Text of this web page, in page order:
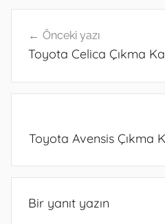
gezinmesi
Önceki yazı
Toyota Celica Çıkma
Toyota Avensis Çıkma
Bir yanıt yazın